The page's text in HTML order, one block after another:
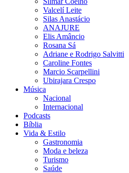
Valcelí Leite
Silas Anastácio
ANAJURE
Elis Amâncio
Rosana Sá
Adriane e Rodrigo Salvitti
Caroline Fontes
Marcio Scarpellini
Ubirajara Crespo
Música
Nacional
Internacional
Podcasts
Bíblia
Vida & Estilo
Gastronomia
Moda e beleza
Turismo
Saúde